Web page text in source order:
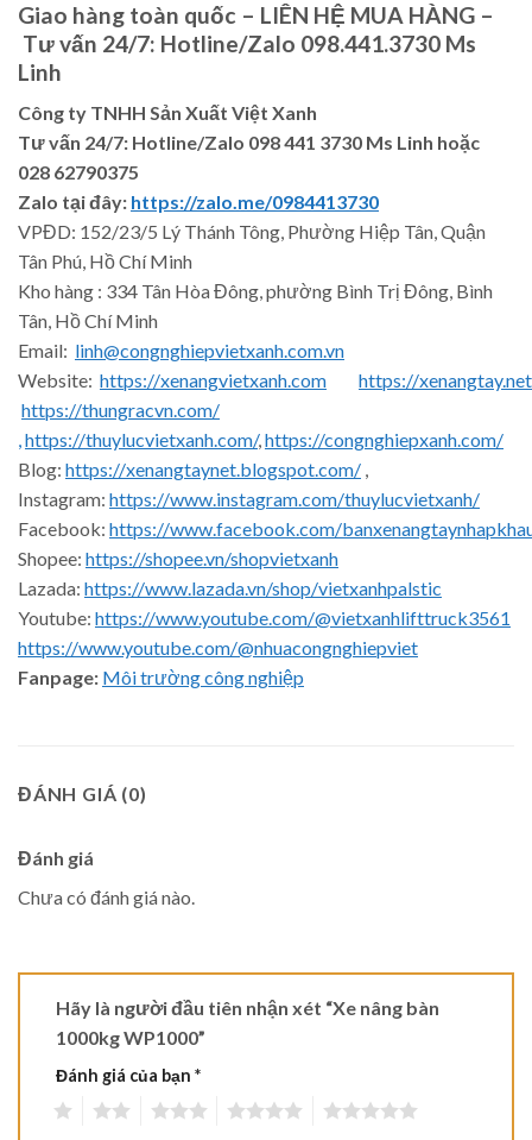
Giao hàng toàn quốc – LIÊN HỆ MUA HÀNG –
Tư vấn 24/7: Hotline/Zalo 098.441.3730 Ms
Linh
Công ty TNHH Sản Xuất Việt Xanh
Tư vấn 24/7: Hotline/Zalo 098 441 3730 Ms Linh hoặc
028 62790375
Zalo tại đây: https://zalo.me/0984413730
VPĐD: 152/23/5 Lý Thánh Tông, Phường Hiệp Tân, Quận
Tân Phú, Hồ Chí Minh
Kho hàng : 334 Tân Hòa Đông, phường Bình Trị Đông, Bình
Tân, Hồ Chí Minh
Email: linh@congnghiepvietxanh.com.vn
Website: https://xenangvietxanh.com
https://xenangtay.net
https://thungracvn.com/
,https://thuylucvietxanh.com/,https://congnghiepxanh.com/
Blog: https://xenangtaynet.blogspot.com/ ,
Instagram: https://www.instagram.com/thuylucvietxanh/
Facebook: https://www.facebook.com/
Shopee: https://shopee.vn/shopvietxanh
Lazada: https://www.lazada.vn/shop/vietxanhpalstic
Youtube: https://www.youtube.com/@vietxanhlifttruck3561
https://www.youtube.com/@nhuacongnghiepviet
Fanpage: Môi trường công nghiệp
ĐÁNH GIÁ (0)
Đánh giá
Chưa có đánh giá nào.
Hãy là người đầu tiên nhận xét “Xe nâng bàn
1000kg WP1000”
Đánh giá của bạn *